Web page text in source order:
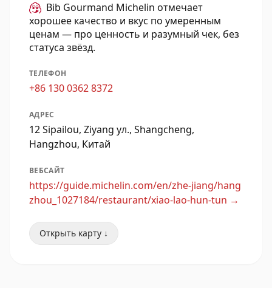
Bib Gourmand Michelin отмечает
хорошее качество и вкус по умеренным
ценам — про ценность и разумный чек, без
статуса звёзд.
ТЕЛЕФОН
+86 130 0362 8372
АДРЕС
12 Sipailou, Ziyang ул., Shangcheng,
Hangzhou, Китай
ВЕБСАЙТ
https://guide.michelin.com/en/zhe-jiang/hang
zhou_1027184/restaurant/xiao-lao-hun-tun →
Открыть карту ↓